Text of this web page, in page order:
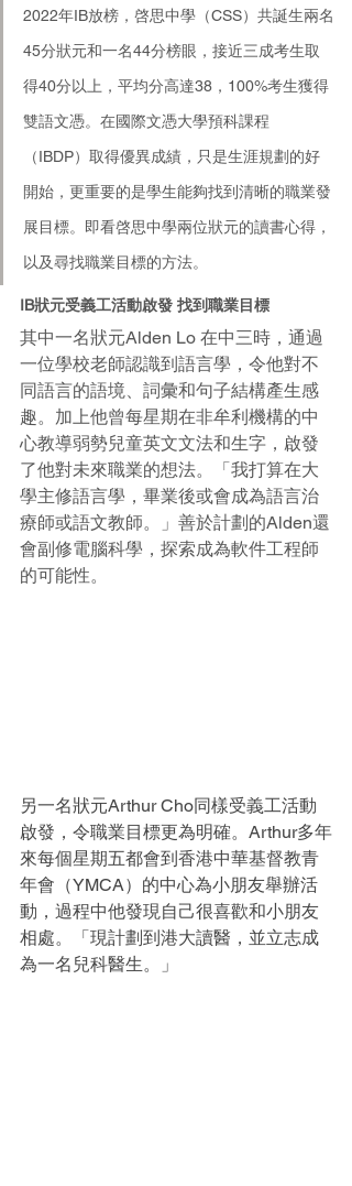
2022年IB放榜，啓思中學（CSS）共誕生兩名
45分狀元和一名44分榜眼，接近三成考生取
得40分以上，平均分高達38，100%考生獲得
雙語文憑。在國際文憑大學預科課程
（IBDP）取得優異成績，只是生涯規劃的好
開始，更重要的是學生能夠找到清晰的職業發
展目標。即看啓思中學兩位狀元的讀書心得，
以及尋找職業目標的方法。
IB狀元受義工活動啟發 找到職業目標
其中一名狀元Alden Lo 在中三時，通過
一位學校老師認識到語言學，令他對不
同語言的語境、詞彙和句子結構產生感
趣。加上他曾每星期在非牟利機構的中
心教導弱勢兒童英文文法和生字，啟發
了他對未來職業的想法。「我打算在大
學主修語言學，畢業後或會成為語言治
療師或語文教師。」善於計劃的Alden還
會副修電腦科學，探索成為軟件工程師
的可能性。
另一名狀元Arthur Cho同樣受義工活動
啟發，令職業目標更為明確。Arthur多年
來每個星期五都會到香港中華基督教青
年會（YMCA）的中心為小朋友舉辦活
動，過程中他發現自己很喜歡和小朋友
相處。「現計劃到港大讀醫，並立志成
為一名兒科醫生。」